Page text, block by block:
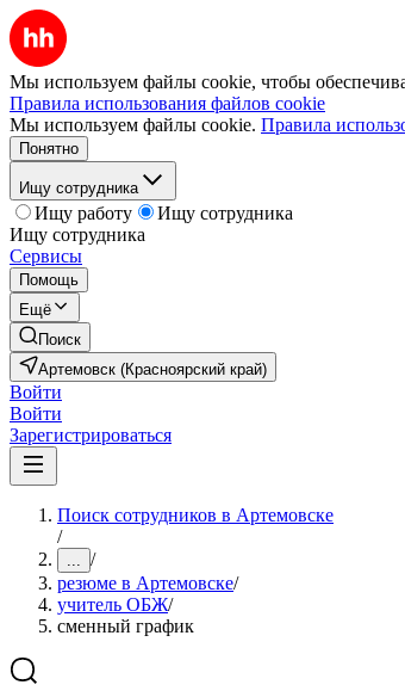
Мы используем файлы cookie, чтобы
Правила использования файлов cookie
Мы используем файлы cookie. Правила
Понятно
Ищу сотрудника
Ищу работу
Ищу сотрудника
Ищу сотрудника
Сервисы
Помощь
Ещё
Поиск
Артемовск (Красноярский край)
Войти
Войти
Зарегистрироваться
Поиск сотрудников в Артемовске
/
... /
резюме в Артемовске/
учитель ОБЖ/
сменный график